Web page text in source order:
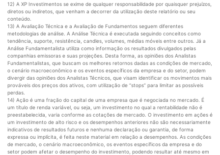
12) A XP Investimentos se exime de qualquer responsabilidade por quaisquer prejuízos,
diretos ou indiretos, que venham a decorrer da utilização deste relatório ou seu
conteúdo.
13) A Avaliação Técnica e a Avaliação de Fundamentos seguem diferentes
metodologias de análise. A Análise Técnica é executada seguindo conceitos como
tendência, suporte, resistência, candles, volumes, médias móveis entre outros. Já a
Análise Fundamentalista utiliza como informação os resultados divulgados pelas
companhias emissoras e suas projeções. Desta forma, as opiniões dos Analistas
Fundamentalistas, que buscam os melhores retornos dadas as condições de mercado,
o cenário macroeconômico e os eventos específicos da empresa e do setor, podem
divergir das opiniões dos Analistas Técnicos, que visam identificar os movimentos mais
prováveis dos preços dos ativos, com utilização de “stops” para limitar as possíveis
perdas.
14) Ação é uma fração do capital de uma empresa que é negociada no mercado. É
um título de renda variável, ou seja, um investimento no qual a rentabilidade não é
preestabelecida, varia conforme as cotações de mercado. O investimento em ações é
um investimento de alto risco e os desempenhos anteriores não são necessariamente
indicativos de resultados futuros e nenhuma declaração ou garantia, de forma
expressa ou implícita, é feita neste material em relação a desempenhos. As condições
de mercado, o cenário macroeconômico, os eventos específicos da empresa e do
setor podem afetar o desempenho do investimento, podendo resultar até mesmo em